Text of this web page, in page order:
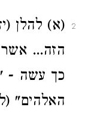
2
(א) להלן
הזה...
כך עשה -
האלהים"